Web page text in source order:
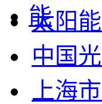
太阳
中国
上海